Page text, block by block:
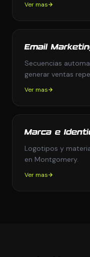
Ver mas
Email
Secuencias
generar ventas
Ver mas
Marca e
Logotipos y
en Montgomery.
Ver mas